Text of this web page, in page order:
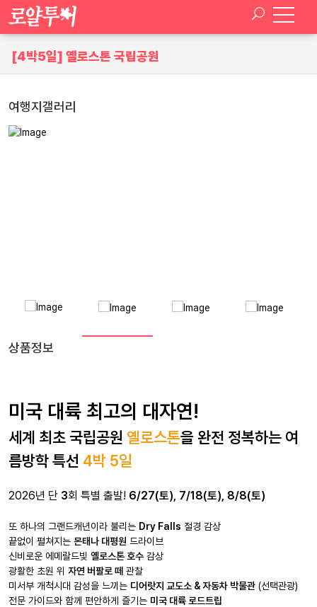
[4박5일] 옐로스톤 국립공원
여행지갤러리
상품정보
미국 대륙 최고의 대자연!
세계 최초 국립공원 옐로스톤을 완전 정복하는 여
름방학 특선 4박 5일
2026년 단 3회 특별 출발! 6/27(토), 7/18(토), 8/8(토)
또 하나의 그랜드캐년이라 불리는 Dry Falls 절경 감상
끝없이 펼쳐지는 몬태나 대평원 드라이브
신비로운 에메랄드빛 옐로스톤 호수 감상
광활한 초원 위 자연 버팔로 떼 관찰
미서부 개척시대 감성을 느끼는 디어랏지 교도소 & 자동차 박물관 (선택관광)
전문 가이드와 함께 편안하게 즐기는 미국 대륙 로드트립